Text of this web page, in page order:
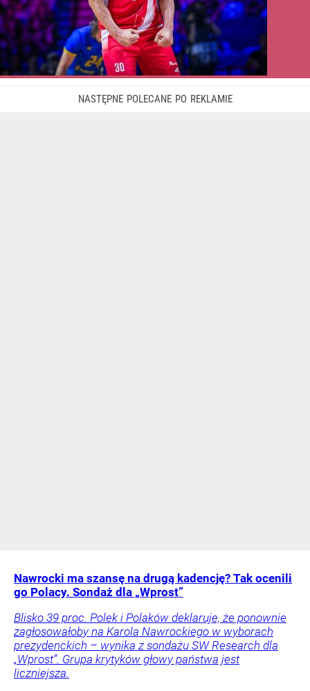
Nawrocki ma szansę na drugą kadencję? Tak ocenili
go Polacy. Sondaż dla „Wprost”
Blisko 39 proc. Polek i Polaków deklaruje, że ponownie
zagłosowałoby na Karola Nawrockiego w wyborach
prezydenckich – wynika z sondażu SW Research dla
„Wprost”. Grupa krytyków głowy państwa jest
liczniejsza.